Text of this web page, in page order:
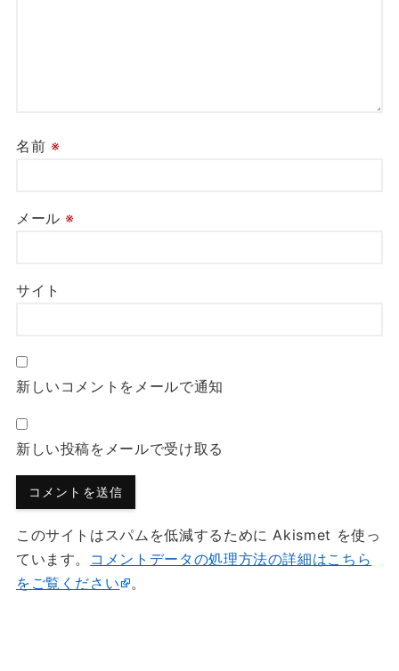
名前 ※
メール ※
サイト
新しいコメントをメールで通知
新しい投稿をメールで受け取る
このサイトはスパムを低減するために Akismet を使っ
ています。 コメントデータの処理方法の詳細はこちら
をご覧ください
。